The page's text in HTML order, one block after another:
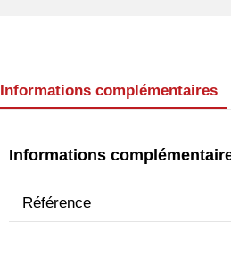
Informations complémentaires
Informations
Référence